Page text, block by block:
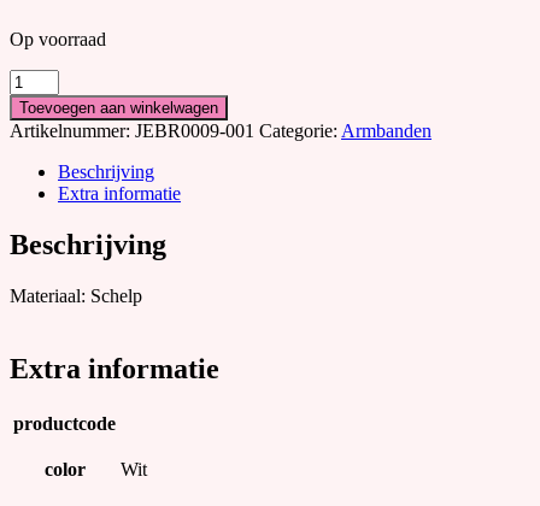
Op voorraad
Elastische
armband,
kleine
stukjes
schelp,
Toevoegen aan winkelwagen
Artikelnummer: JEBR0009-001 Categorie: Armbanden
Beschrijving
Extra informatie
Beschrijving
Materiaal: Schelp
Extra informatie
productcode
color Wit